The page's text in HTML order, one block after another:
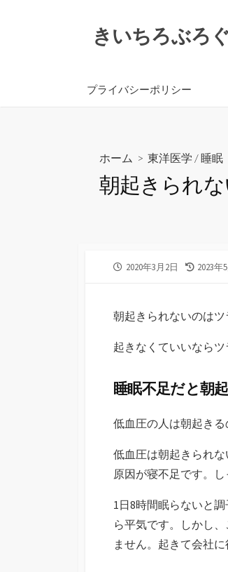
きいちろぶろ
プライバシーポリシー
ホーム > 東洋医学 /睡眠
朝起きられ
公
2020年3月2日
最
日
2023年
朝起きられないのはツ
起きなくていいなら
睡眠不足だと朝
低血圧の人は朝起きる
低血圧は朝起きられ
原因が寝不足です。
1日8時間眠らないと
ら平気です。しかし
ません。起きて会社に